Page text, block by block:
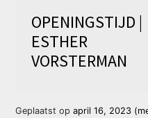
OPENINGSTIJD |
ESTHER
VORSTERMAN
Geplaatst opapril 16, 2023